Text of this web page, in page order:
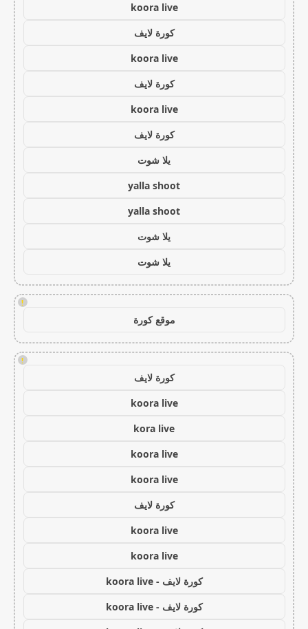
koora live
كورة لايف
koora live
كورة لايف
koora live
كورة لايف
يلا شوت
yalla shoot
yalla shoot
يلا شوت
يلا شوت
!
موقع كورة
!
كورة لايف
koora live
kora live
koora live
koora live
كورة لايف
koora live
koora live
كورة لايف - koora live
كورة لايف - koora live